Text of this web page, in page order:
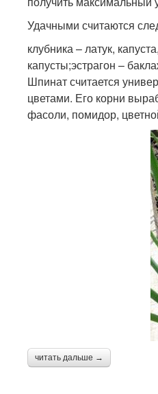
Удачными считаются
клубника – латук,
капусты;эстрагон –
Шпинат считается
цветами. Его корни
фасоли, помидор,
читать дальше →